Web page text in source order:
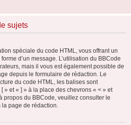
sujets
spéciale du code HTML, vous offrant un
d’un message. L’utilisation du BBCode
mais il vous est également possible de
depuis le formulaire de rédaction. Le
du code HTML, les balises sont
» et « ] » à la place des chevrons « < » et
propos du BBCode, veuillez consulter le
page de rédaction.